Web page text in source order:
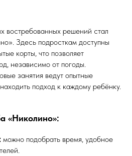
востребованных решений стал
Здесь подросткам доступны
корты, что позволяет
независимо от погоды.
занятия ведут опытные
подход к каждому ребёнку.
«Николино»:
можно подобрать время, удобное